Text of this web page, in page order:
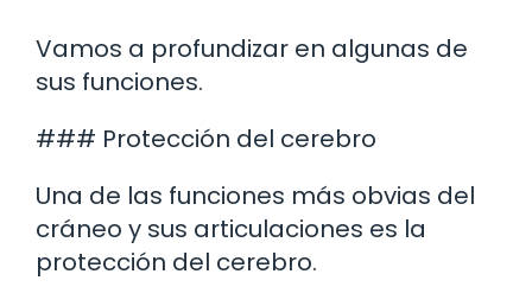
Vamos a profundizar en algunas de
sus funciones.
### Protección del cerebro
Una de las funciones más obvias del
cráneo y sus articulaciones es la
protección del cerebro.